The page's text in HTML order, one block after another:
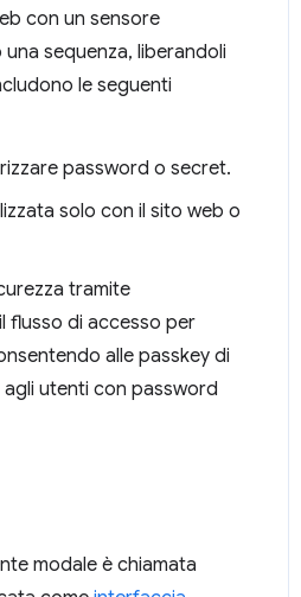
con un sensore
sequenza, liberandoli
le seguenti
password o secret.
solo con il sito web o
tramite
flusso di accesso per
alle passkey di
utenti con password
modale è chiamata